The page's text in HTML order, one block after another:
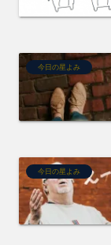
今日の星よみ
今日の星よみ